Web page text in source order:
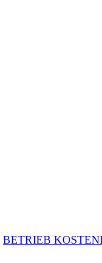
BETRIEB